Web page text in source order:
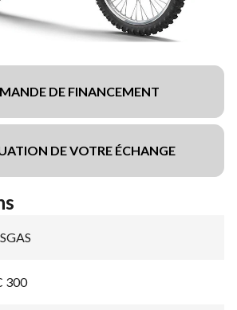
DE FINANCEMENT
DE VOTRE ÉCHANGE
300